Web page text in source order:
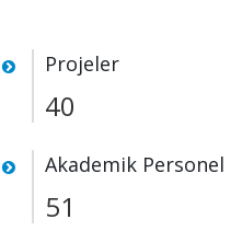
Projeler
40
Akademik Personel
51